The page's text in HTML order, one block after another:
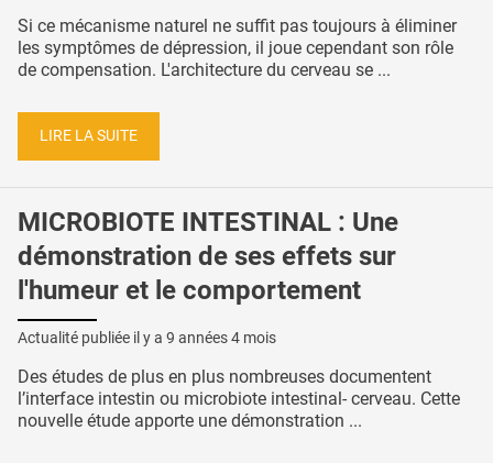
Si ce mécanisme naturel ne suffit pas toujours à éliminer
les symptômes de dépression, il joue cependant son rôle
de compensation. L'architecture du cerveau se ...
LIRE LA SUITE
MICROBIOTE INTESTINAL : Une
démonstration de ses effets sur
l'humeur et le comportement
Actualité publiée il y a 9 années 4 mois
Des études de plus en plus nombreuses documentent
l’interface intestin ou microbiote intestinal- cerveau. Cette
nouvelle étude apporte une démonstration ...